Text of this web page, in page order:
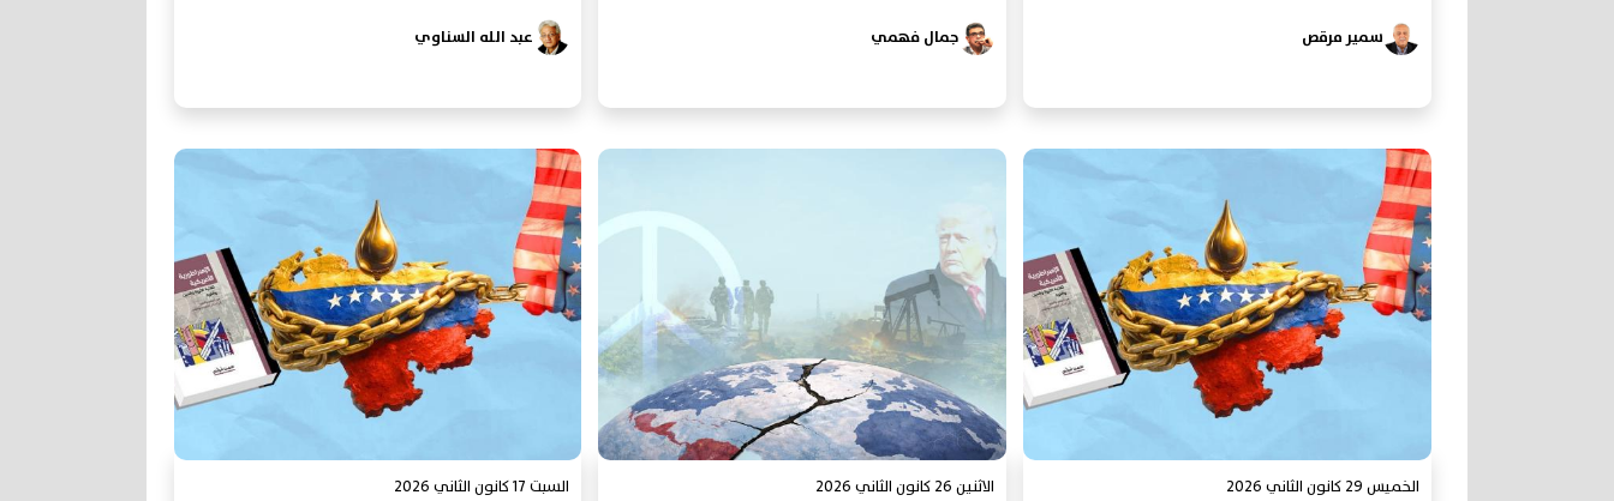
سمير مرقص جمال فهمي عبد الله السناوي
الخميس 29 كانون الثاني 2026 الاثنين 26 كانون الثاني 2026 السبت 17 كانون الثاني 2026